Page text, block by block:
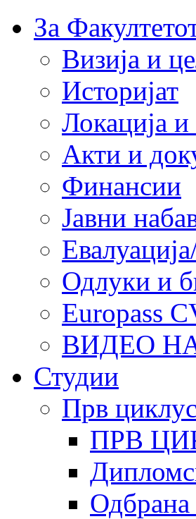
За
Визија и
Историјат
Локација и
Акти и
Финансии
Јавни
Одлуки и
Europass
ВИДЕО
Студии
Прв циклус
ПРВ
Одбрана